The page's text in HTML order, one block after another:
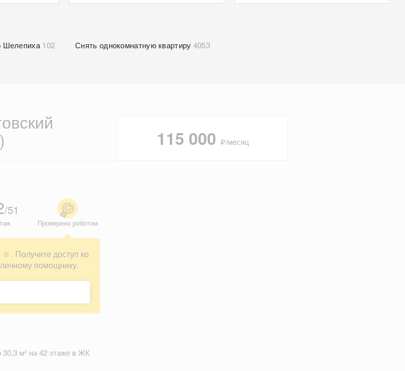
Шелепиха 102 Снять однокомнатную квартиру 4053
/51
Проверено роботом
?
. Получите доступ ко
помощнику.
м² на 42 этаже в ЖК
115 000 ₽/месяц